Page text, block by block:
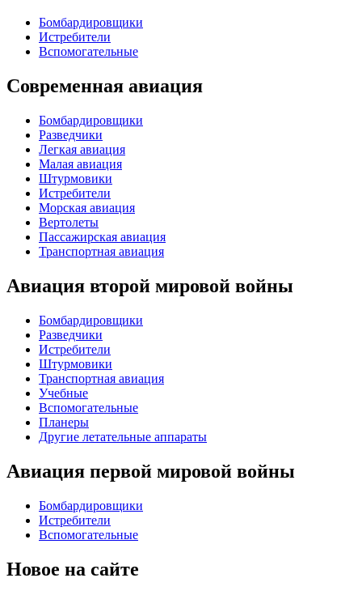
Бомбардировщики
Истребители
Вспомогательные
Современная авиация
Бомбардировщики
Разведчики
Легкая авиация
Малая авиация
Штурмовики
Истребители
Морская авиация
Вертолеты
Пассажирская авиация
Транспортная авиация
Авиация второй мировой войны
Бомбардировщики
Разведчики
Истребители
Штурмовики
Транспортная авиация
Учебные
Вспомогательные
Планеры
Другие летательные аппараты
Авиация первой мировой войны
Бомбардировщики
Истребители
Вспомогательные
Новое на сайте